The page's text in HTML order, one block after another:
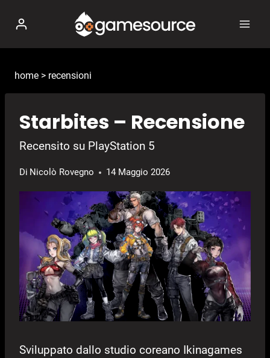
contenuto
home > recensioni
Starbites – Recensione
Recensito su PlayStation 5
Di Nicolò Rovegno 14 Maggio 2026
Sviluppato dallo studio coreano Ikinagames